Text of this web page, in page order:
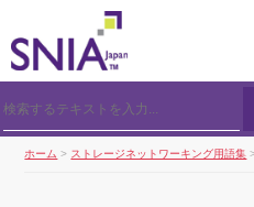
ホーム > ストレージネットワーキング用語集